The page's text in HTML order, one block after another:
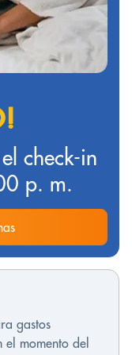
check-in
p. m.
gastos
momento del